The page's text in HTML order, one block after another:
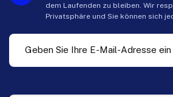
dem Laufenden zu bleiben. Wir
Privatsphäre und Sie können sich